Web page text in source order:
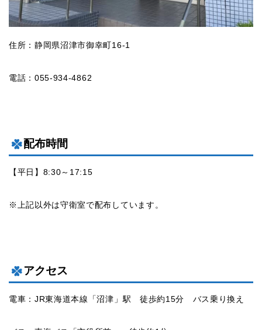
住所：静岡県沼津市御幸町16-1
電話：055-934-4862
配布時間
【平日】8:30～17:15
※上記以外は守衛室で配布しています。
アクセス
電車：JR東海道本線「沼津」駅 徒歩約15分 バス乗り換え